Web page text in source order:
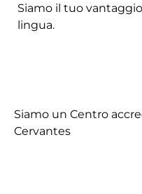
Siamo il tuo
lingua.
Siamo un Centro
Cervantes